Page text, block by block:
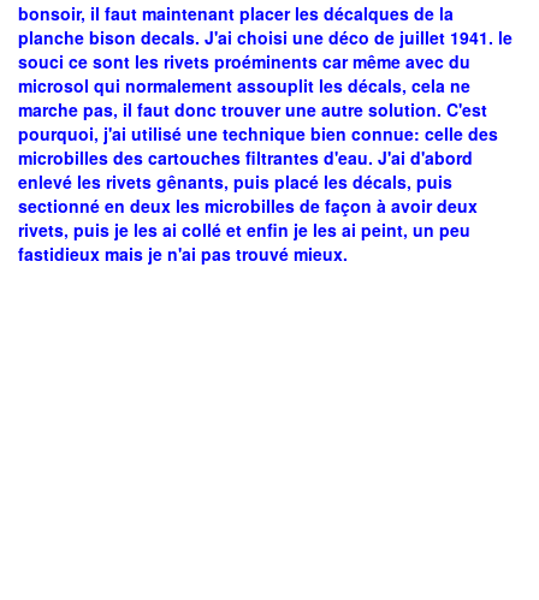
bonsoir, il faut maintenant placer les décalques de la
planche bison decals. J'ai choisi une déco de juillet 1941. le
souci ce sont les rivets proéminents car même avec du
microsol qui normalement assouplit les décals, cela ne
marche pas, il faut donc trouver une autre solution. C'est
pourquoi, j'ai utilisé une technique bien connue: celle des
microbilles des cartouches filtrantes d'eau. J'ai d'abord
enlevé les rivets gênants, puis placé les décals, puis
sectionné en deux les microbilles de façon à avoir deux
rivets, puis je les ai collé et enfin je les ai peint, un peu
fastidieux mais je n'ai pas trouvé mieux.